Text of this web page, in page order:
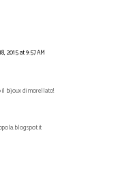
2015 at 9:57 AM
bijoux di morellato!